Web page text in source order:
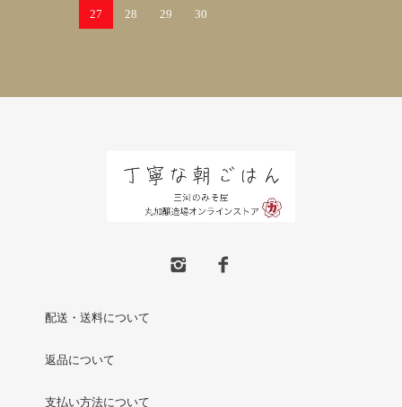
27 28 29 30
配送・送料について
返品について
支払い方法について